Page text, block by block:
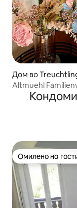
Дом во
Altmuehl
Омилено на
Омилено на